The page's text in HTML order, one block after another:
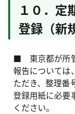
１０．定
登録（新
■ 東京都が所
報告については
ただき、整理番
登録用紙に必要
ください。